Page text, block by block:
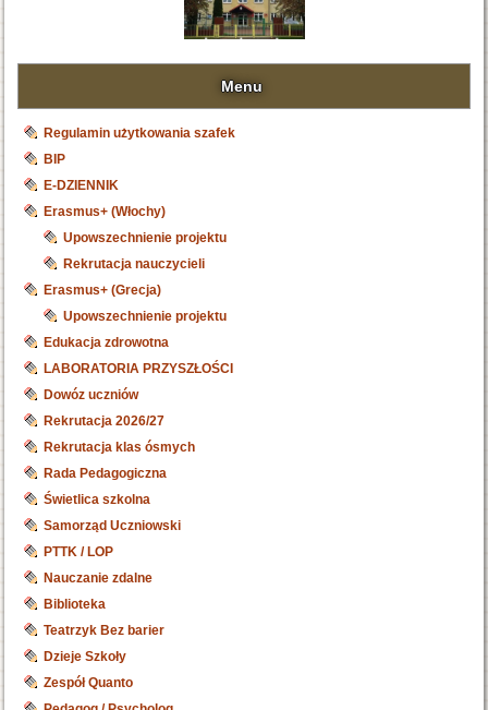
Menu
Regulamin użytkowania szafek
BIP
E-DZIENNIK
Erasmus+ (Włochy)
Upowszechnienie projektu
Rekrutacja nauczycieli
Erasmus+ (Grecja)
Upowszechnienie projektu
Edukacja zdrowotna
LABORATORIA PRZYSZŁOŚCI
Dowóz uczniów
Rekrutacja 2026/27
Rekrutacja klas ósmych
Rada Pedagogiczna
Świetlica szkolna
Samorząd Uczniowski
PTTK / LOP
Nauczanie zdalne
Biblioteka
Teatrzyk Bez barier
Dzieje Szkoły
Zespół Quanto